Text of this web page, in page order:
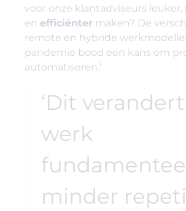
voor onze klantadviseurs leuker,
en efficiënter maken? De
remote en hybride
pandemie bood een kans om
automatiseren.’
‘Dit
werk
minder